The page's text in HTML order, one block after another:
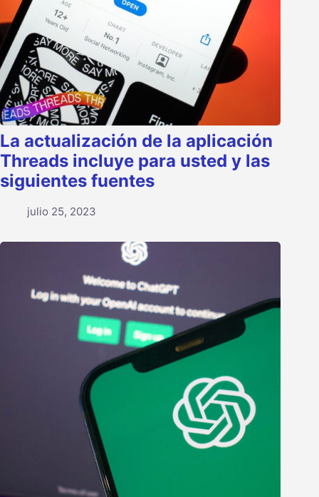
La actualización de la aplicación
Threads incluye para usted y las
siguientes fuentes
julio 25, 2023